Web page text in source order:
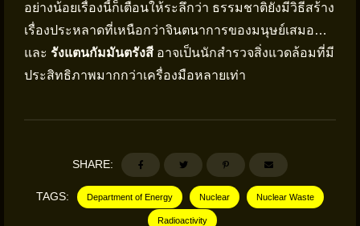
อย่างน้อยเรื่องนี้ก็เตือนให้ระลึกว่า ธรรมชาติยังมีวิธีสร้าง
เรื่องประหลาดที่เหนือกว่าจินตนาการของมนุษย์เสมอ…
และ รังแตนกัมมันตรังสี อาจเป็นนักสำรวจสิ่งแวดล้อมที่มี
ประสิทธิภาพมากกว่าเครื่องมือหลายเท่า
SHARE:
TAGS: Department of Energy Nuclear Nuclear Waste
Radioactivity